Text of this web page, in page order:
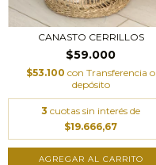
CANASTO CERRILLOS
$59.000
$53.100 con Transferencia o
depósito
3 cuotas sin interés de
$19.666,67
AGREGAR AL CARRITO